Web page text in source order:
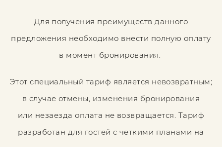
Для получения преимуществ данного
предложения необходимо внести полную оплату
в момент бронирования.
Этот специальный тариф является невозвратным;
в случае отмены, изменения бронирования
или незаезда оплата не возвращается. Тариф
разработан для гостей с четкими планами на